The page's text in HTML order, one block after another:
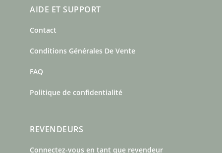
AIDE ET SUPPORT
Contact
Conditions Générales De Vente
FAQ
Politique de confidentialité
REVENDEURS
Connectez-vous en tant que revendeur